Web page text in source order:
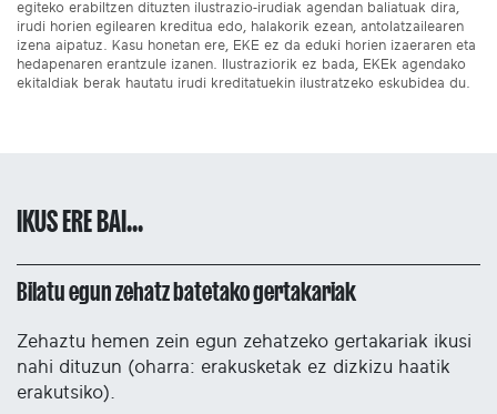
egiteko erabiltzen dituzten ilustrazio-irudiak agendan baliatuak dira,
irudi horien egilearen kreditua edo, halakorik ezean, antolatzailearen
izena aipatuz. Kasu honetan ere, EKE ez da eduki horien izaeraren eta
hedapenaren erantzule izanen. Ilustraziorik ez bada, EKEk agendako
ekitaldiak berak hautatu irudi kreditatuekin ilustratzeko eskubidea du.
IKUS ERE BAI...
Bilatu egun zehatz batetako gertakariak
Zehaztu hemen zein egun zehatzeko gertakariak ikusi
nahi dituzun (oharra: erakusketak ez dizkizu haatik
erakutsiko).